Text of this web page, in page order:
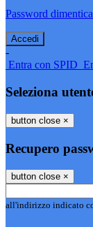
Password
-
Entra con SPID
Seleziona
button close ×
Recupero
button close ×
all'indirizzo indicato